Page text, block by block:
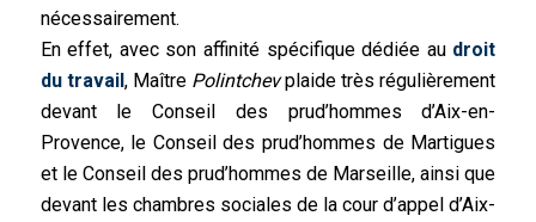
nécessairement.
En effet, avec son affinité spécifique dédiée au droit
du travail, Maître Polintchevplaide très régulièrement
devant le Conseil des prud’hommes d’Aix-en-
Provence, le Conseil des prud’hommes de Martigues
et le Conseil des prud’hommes de Marseille, ainsi que
devant les chambres sociales de la cour d’appel d’Aix-